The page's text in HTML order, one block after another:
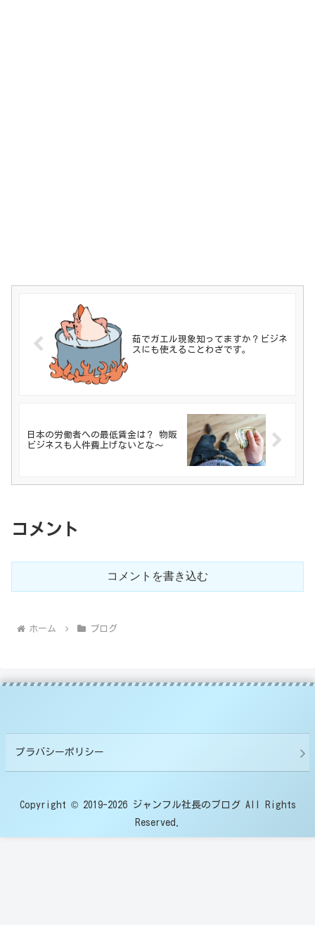
茹でガエル現象知ってますか？ビジネ
スにも使えることわざです。
日本の労働者への最低賃金は？ 物販
ビジネスも人件費上げないとな～
コメント
コメントを書き込む
ホーム ブログ
プラバシーポリシー
Copyright © 2019-2026 ジャンフル社長のブログ All Rights
Reserved.